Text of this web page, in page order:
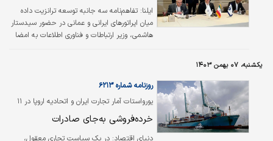
ایلنا: تفاهم‌نامه سه جانبه توسعه ترانزیت داده
میان اپراتورهای ایرانی و عمانی در حضور سیدستار
هاشمی، وزیر ارتباطات و فناوری اطلاعات به امضا
یکشنبه، ۰۷ بهمن ۱۴۰۳
یورواستات آمار تجارت ایران و اتحادیه اروپا در ۱۱
ماه نخست ۲۰۲۴ را منتشر کرد؛
روزنامه شماره ۶۲۱۳
خرده‌فروشی به‌جای صادرات